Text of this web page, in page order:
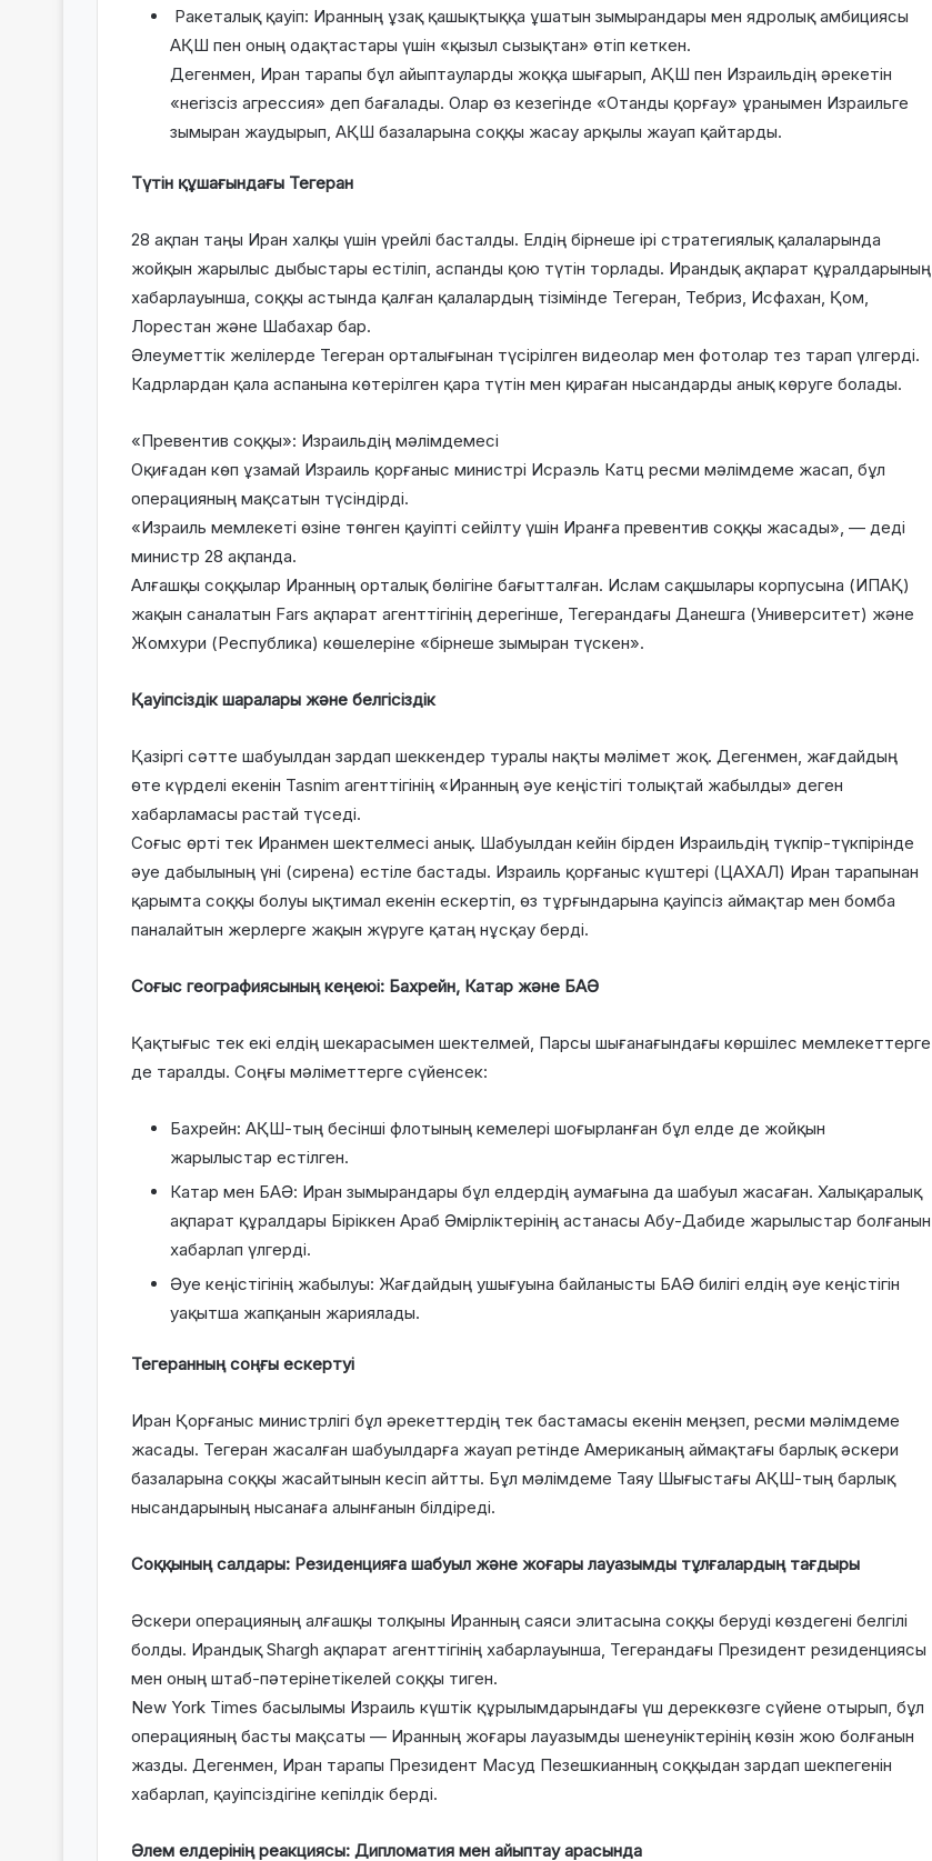
Ракеталық қауіп: Иранның ұзақ қашықтыққа ұшатын зымырандары мен ядролық амбициясы
АҚШ пен оның одақтастары үшін «қызыл сызықтан» өтіп кеткен.
Дегенмен, Иран тарапы бұл айыптауларды жоққа шығарып, АҚШ пен Израильдің әрекетін
«негізсіз агрессия» деп бағалады. Олар өз кезегінде «Отанды қорғау» ұранымен Израильге
зымыран жаудырып, АҚШ базаларына соққы жасау арқылы жауап қайтарды.
Түтін құшағындағы Тегеран
28 ақпан таңы Иран халқы үшін үрейлі басталды. Елдің бірнеше ірі стратегиялық қалаларында
жойқын жарылыс дыбыстары естіліп, аспанды қою түтін торлады. Ирандық ақпарат құралдарының
хабарлауынша, соққы астында қалған қалалардың тізімінде Тегеран, Тебриз, Исфахан, Қом,
Лорестан және Шабахар бар.
Әлеуметтік желілерде Тегеран орталығынан түсірілген видеолар мен фотолар тез тарап үлгерді.
Кадрлардан қала аспанына көтерілген қара түтін мен қираған нысандарды анық көруге болады.
«Превентив соққы»: Израильдің мәлімдемесі
Оқиғадан көп ұзамай Израиль қорғаныс министрі Исраэль Катц ресми мәлімдеме жасап, бұл
операцияның мақсатын түсіндірді.
«Израиль мемлекеті өзіне төнген қауіпті сейілту үшін Иранға превентив соққы жасады», — деді
министр 28 ақпанда.
Алғашқы соққылар Иранның орталық бөлігіне бағытталған. Ислам сақшылары корпусына (ИПАҚ)
жақын саналатын Fars ақпарат агенттігінің дерегінше, Тегерандағы Данешга (Университет) және
Жомхури (Республика) көшелеріне «бірнеше зымыран түскен».
Қауіпсіздік шаралары және белгісіздік
Қазіргі сәтте шабуылдан зардап шеккендер туралы нақты мәлімет жоқ. Дегенмен, жағдайдың
өте күрделі екенін Tasnim агенттігінің «Иранның әуе кеңістігі толықтай жабылды» деген
хабарламасы растай түседі.
Соғыс өрті тек Иранмен шектелмесі анық. Шабуылдан кейін бірден Израильдің түкпір-түкпірінде
әуе дабылының үні (сирена) естіле бастады. Израиль қорғаныс күштері (ЦАХАЛ) Иран тарапынан
қарымта соққы болуы ықтимал екенін ескертіп, өз тұрғындарына қауіпсіз аймақтар мен бомба
паналайтын жерлерге жақын жүруге қатаң нұсқау берді.
Соғыс географиясының кеңеюі: Бахрейн, Катар және БАӘ
Қақтығыс тек екі елдің шекарасымен шектелмей, Парсы шығанағындағы көршілес мемлекеттерге
де таралды. Соңғы мәліметтерге сүйенсек:
Бахрейн: АҚШ-тың бесінші флотының кемелері шоғырланған бұл елде де жойқын
жарылыстар естілген.
Катар мен БАӘ: Иран зымырандары бұл елдердің аумағына да шабуыл жасаған. Халықаралық
ақпарат құралдары Біріккен Араб Әмірліктерінің астанасы Абу-Дабиде жарылыстар болғанын
хабарлап үлгерді.
Әуе кеңістігінің жабылуы: Жағдайдың ушығуына байланысты БАӘ билігі елдің әуе кеңістігін
уақытша жапқанын жариялады.
Тегеранның соңғы ескертуі
Иран Қорғаныс министрлігі бұл әрекеттердің тек бастамасы екенін меңзеп, ресми мәлімдеме
жасады. Тегеран жасалған шабуылдарға жауап ретінде Американың аймақтағы барлық әскери
базаларына соққы жасайтынын кесіп айтты. Бұл мәлімдеме Таяу Шығыстағы АҚШ-тың барлық
нысандарының нысанаға алынғанын білдіреді.
Соққының салдары: Резиденцияға шабуыл және жоғары лауазымды тұлғалардың тағдыры
Әскери операцияның алғашқы толқыны Иранның саяси элитасына соққы беруді көздегені белгілі
болды. Ирандық Shargh ақпарат агенттігінің хабарлауынша, Тегерандағы Президент резиденциясы
мен оның штаб-пәтерінетікелей соққы тиген.
New York Times басылымы Израиль күштік құрылымдарындағы үш дереккөзге сүйене отырып, бұл
операцияның басты мақсаты — Иранның жоғары лауазымды шенеуніктерінің көзін жою болғанын
жазды. Дегенмен, Иран тарапы Президент Масуд Пезешкианның соққыдан зардап шекпегенін
хабарлап, қауіпсіздігіне кепілдік берді.
Әлем елдерінің реакциясы: Дипломатия мен айыптау арасында